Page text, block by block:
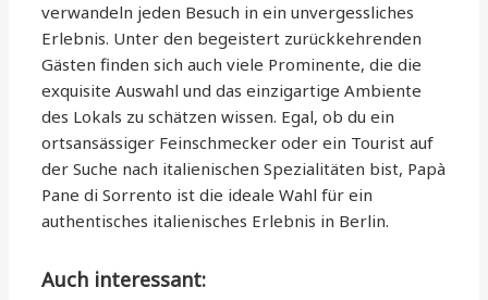
verwandeln jeden Besuch in ein unvergessliches
Erlebnis. Unter den begeistert zurückkehrenden
Gästen finden sich auch viele Prominente, die die
exquisite Auswahl und das einzigartige Ambiente
des Lokals zu schätzen wissen. Egal, ob du ein
ortsansässiger Feinschmecker oder ein Tourist auf
der Suche nach italienischen Spezialitäten bist, Papà
Pane di Sorrento ist die ideale Wahl für ein
authentisches italienisches Erlebnis in Berlin.
Auch interessant: